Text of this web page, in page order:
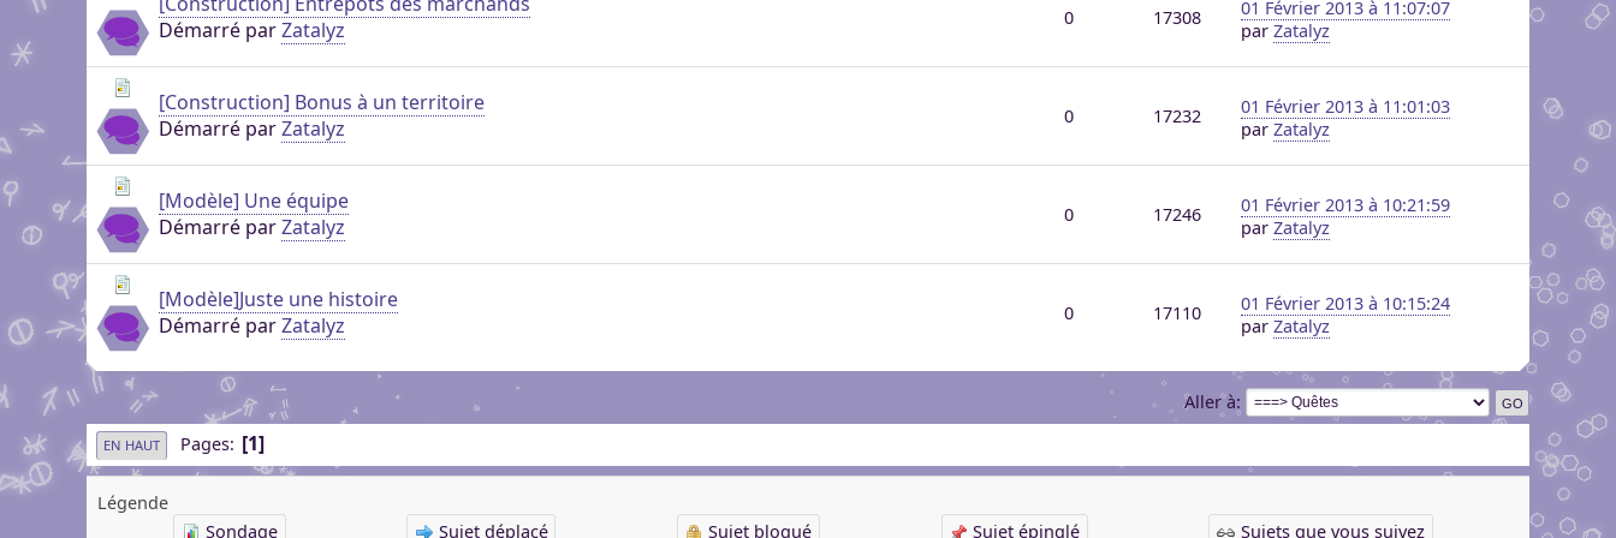
Démarré parZatalyz 0 17308
01 Février 2013 à 11:07:07
par Zatalyz
[Construction] Bonus à un territoire
Démarré parZatalyz 0 17232
01 Février 2013 à 11:01:03
par Zatalyz
[Modèle] Une équipe
Démarré parZatalyz 0 17246
01 Février 2013 à 10:21:59
par Zatalyz
[Modèle]Juste une histoire
Démarré parZatalyz 0 17110
01 Février 2013 à 10:15:24
par Zatalyz
Aller à
EN HAUT Pages 1
Légende
Sondage
Sujet déplacé Sujet bloqué Sujet épinglé Sujets que vous suivez